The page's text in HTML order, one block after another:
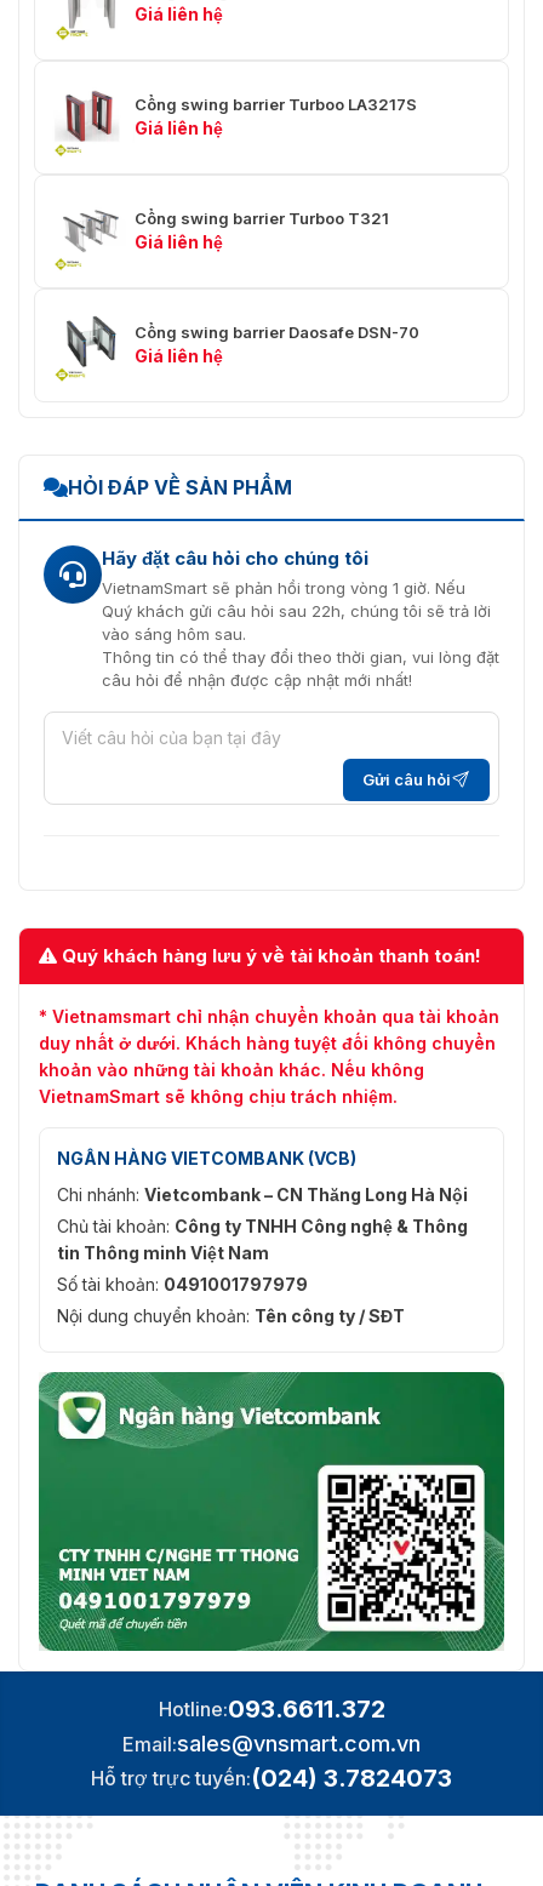
Giá liên hệ
Cổng swing barrier Turboo LA3217S
Giá liên hệ
Cổng swing barrier Turboo T321
Giá liên hệ
Cổng swing barrier Daosafe DSN-70
Giá liên hệ
HỎI ĐÁP VỀ SẢN PHẨM
Hãy đặt câu hỏi cho chúng tôi
VietnamSmart sẽ phản hồi trong vòng 1 giờ. Nếu
Quý khách gửi câu hỏi sau 22h, chúng tôi sẽ trả lời
vào sáng hôm sau.
Thông tin có thể thay đổi theo thời gian, vui lòng đặt
câu hỏi để nhận được cập nhật mới nhất!
Gửi câu hỏi
Quý khách hàng lưu ý về tài khoản thanh toán!
* Vietnamsmart chỉ nhận chuyển khoản qua tài khoản
duy nhất ở dưới. Khách hàng tuyệt đối không chuyển
khoản vào những tài khoản khác. Nếu không
VietnamSmart sẽ không chịu trách nhiệm.
NGÂN HÀNG VIETCOMBANK (VCB)
Chi nhánh: Vietcombank – CN Thăng Long Hà Nội
Chủ tài khoản: Công ty TNHH Công nghệ & Thông
tin Thông minh Việt Nam
Số tài khoản: 0491001797979
Nội dung chuyển khoản: Tên công ty / SĐT
Hotline:093.6611.372
Email:sales@vnsmart.com.vn
Hỗ trợ trực tuyến:(024) 3.7824073